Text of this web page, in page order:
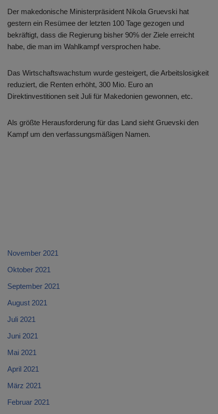
Der makedonische Ministerpräsident Nikola Gruevski hat
gestern ein Resümee der letzten 100 Tage gezogen und
bekräftigt, dass die Regierung bisher 90% der Ziele erreicht
habe, die man im Wahlkampf versprochen habe.
Das Wirtschaftswachstum wurde gesteigert, die Arbeitslosigkeit
reduziert, die Renten erhöht, 300 Mio. Euro an
Direktinvestitionen seit Juli für Makedonien gewonnen, etc.
Als größte Herausforderung für das Land sieht Gruevski den
Kampf um den verfassungsmäßigen Namen.
November 2021
Oktober 2021
September 2021
August 2021
Juli 2021
Juni 2021
Mai 2021
April 2021
März 2021
Februar 2021